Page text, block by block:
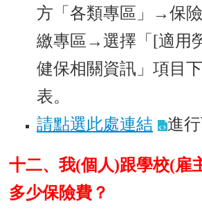
方「各類專區」→保
繳專區→選擇「[適用
健保相關資訊」項目
表。
請點選此處連結
進行
十二、我(個人)跟學校(雇
多少保險費？